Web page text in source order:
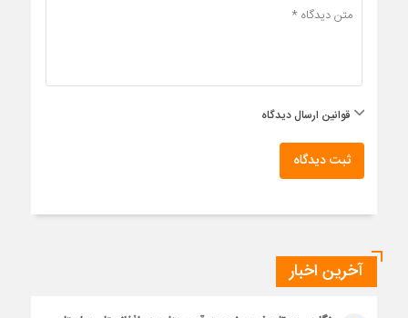
قوانین ارسال دیدگاه
ثبت دیدگاه
آخرین اخبار